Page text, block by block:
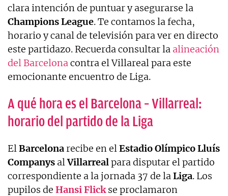
clara intención de puntuar y asegurarse la
Champions League. Te contamos la fecha,
horario y canal de televisión para ver en directo
este partidazo. Recuerda consultar la alineación
del Barcelonacontra el Villareal para este
emocionante encuentro de Liga.
A qué hora es el Barcelona – Villarreal:
horario del partido de la Liga
ElBarcelonarecibe en elEstadio Olímpico Lluís
Companys alVillarrealpara disputar el partido
correspondiente a la jornada 37 de laLiga. Los
pupilos de Hansi Flickse proclamaron